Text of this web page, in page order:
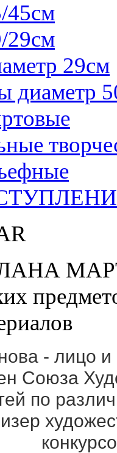
45см
29см
29см
диаметр
- лицо
Союза
по